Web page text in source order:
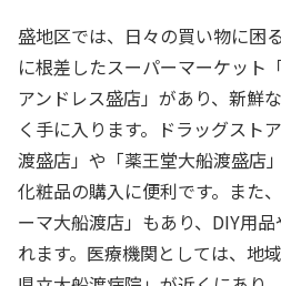
盛地区では、日々の買い物に困
に根差したスーパーマーケット
アンドレス盛店」があり、新鮮
く手に入ります。ドラッグスト
渡盛店」や「薬王堂大船渡盛店
化粧品の購入に便利です。また
ーマ大船渡店」もあり、DIY用
れます。医療機関としては、地